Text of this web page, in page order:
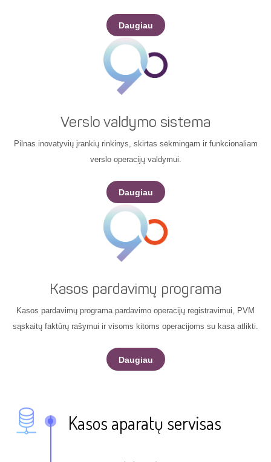
Daugiau
Verslo valdymo sistema
Pilnas inovatyvių įrankių rinkinys, skirtas sėkmingam ir funkcionaliam
verslo operacijų valdymui.
Daugiau
Kasos pardavimų programa
Kasos pardavimų programa pardavimo operacijų registravimui, PVM
sąskaitų faktūrų rašymui ir visoms kitoms operacijoms su kasa atlikti.
Daugiau
Kasos aparatų servisas